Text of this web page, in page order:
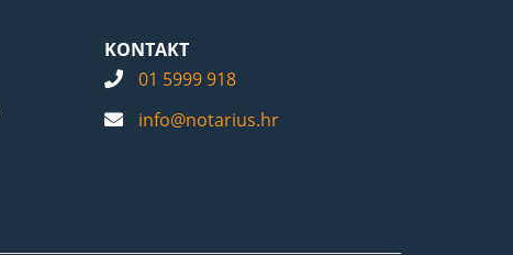
KONTAKT
01 5999 918
info@notarius.hr